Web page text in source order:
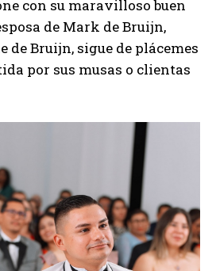
con su maravilloso buen
de Mark de Bruijn,
de Bruijn, sigue de plácemes
por sus musas o clientas